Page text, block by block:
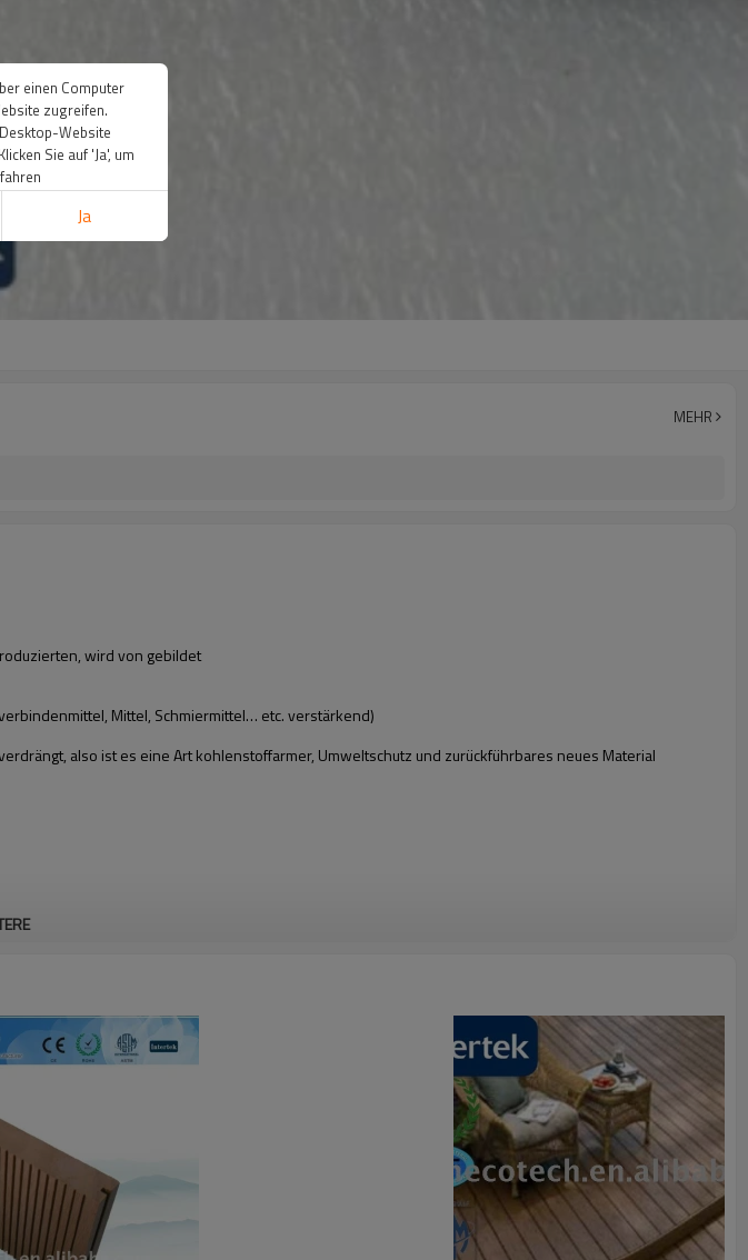
MEHR
wird von gebildet
Mittel, Schmiermittel… etc. verstärkend)
also ist es eine Art kohlenstoffarmer, Umweltschutz und zurückführbares neues Material
einen Computer
zugreifen.
Website
Sie auf 'Ja', um
Ja